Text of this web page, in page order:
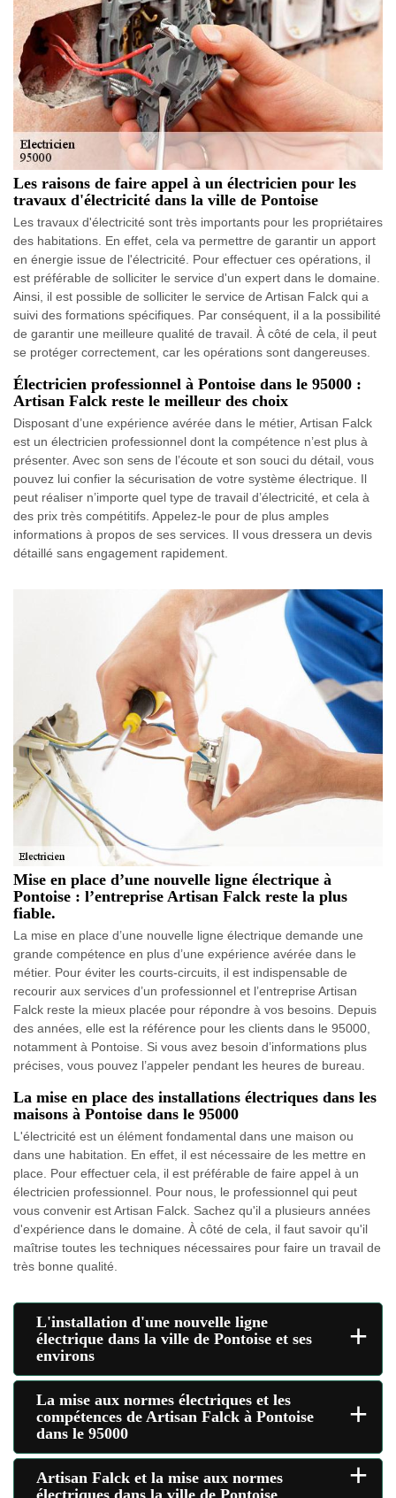
Les raisons de faire appel à un électricien pour les
travaux d'électricité dans la ville de Pontoise
Les travaux d'électricité sont très importants pour les propriétaires
des habitations. En effet, cela va permettre de garantir un apport
en énergie issue de l'électricité. Pour effectuer ces opérations, il
est préférable de solliciter le service d'un expert dans le domaine.
Ainsi, il est possible de solliciter le service de Artisan Falck qui a
suivi des formations spécifiques. Par conséquent, il a la possibilité
de garantir une meilleure qualité de travail. À côté de cela, il peut
se protéger correctement, car les opérations sont dangereuses.
Électricien professionnel à Pontoise dans le 95000 :
Artisan Falck reste le meilleur des choix
Disposant d’une expérience avérée dans le métier, Artisan Falck
est un électricien professionnel dont la compétence n’est plus à
présenter. Avec son sens de l’écoute et son souci du détail, vous
pouvez lui confier la sécurisation de votre système électrique. Il
peut réaliser n’importe quel type de travail d’électricité, et cela à
des prix très compétitifs. Appelez-le pour de plus amples
informations à propos de ses services. Il vous dressera un devis
détaillé sans engagement rapidement.
Mise en place d’une nouvelle ligne électrique à
Pontoise : l’entreprise Artisan Falck reste la plus
fiable.
La mise en place d’une nouvelle ligne électrique demande une
grande compétence en plus d’une expérience avérée dans le
métier. Pour éviter les courts-circuits, il est indispensable de
recourir aux services d’un professionnel et l’entreprise Artisan
Falck reste la mieux placée pour répondre à vos besoins. Depuis
des années, elle est la référence pour les clients dans le 95000,
notamment à Pontoise. Si vous avez besoin d’informations plus
précises, vous pouvez l’appeler pendant les heures de bureau.
La mise en place des installations électriques dans les
maisons à Pontoise dans le 95000
L'électricité est un élément fondamental dans une maison ou
dans une habitation. En effet, il est nécessaire de les mettre en
place. Pour effectuer cela, il est préférable de faire appel à un
électricien professionnel. Pour nous, le professionnel qui peut
vous convenir est Artisan Falck. Sachez qu'il a plusieurs années
d'expérience dans le domaine. À côté de cela, il faut savoir qu'il
maîtrise toutes les techniques nécessaires pour faire un travail de
très bonne qualité.
L'installation d'une nouvelle ligne
électrique dans la ville de Pontoise et ses
environs
+
La mise aux normes électriques et les
compétences de Artisan Falck à Pontoise
dans le 95000
+
Artisan Falck et la mise aux normes
+